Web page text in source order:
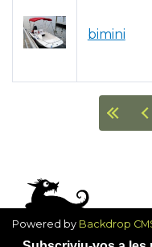
bimini
Pàgines
Powered by Backdrop